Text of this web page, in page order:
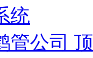
统
管公司